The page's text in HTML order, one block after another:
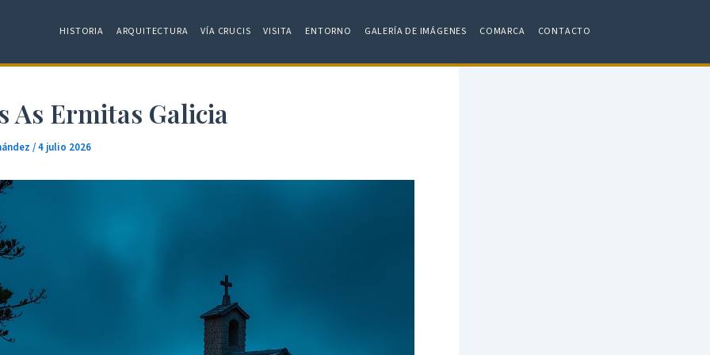
HISTORIA ARQUITECTURA VÍA CRUCIS VISITA ENTORNO GALERÍA DE IMÁGENES COMARCA CONTACTO
As Ermitas Galicia
/4 julio 2026